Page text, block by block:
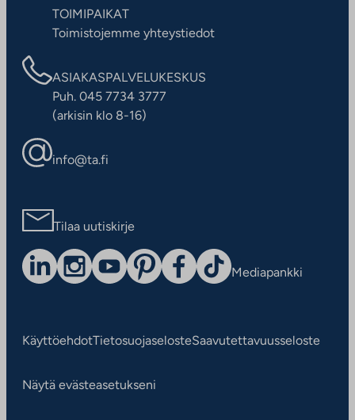
TOIMIPAIKAT
Toimistojemme yhteystiedot
ASIAKASPALVELUKESKUS
Puh. 045 7734 3777
(arkisin klo 8-16)
info@ta.fi
Tilaa uutiskirje
Mediapankki
KäyttöehdotTietosuojaselosteSaavutettavuusseloste
Näytä evästeasetukseni